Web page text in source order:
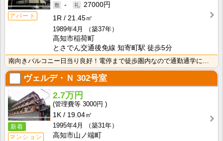
アパート
-
27000円
1R
21.45㎡
1989年4月
（築37年）
高知市稲荷町
とさでん交通後免線 知寄町駅 徒歩5分
ヴェルデ・Ｎ 302号室
新着
マンション
2.7万円
3000円
1K
19.04㎡
1995年4月
（築31年）
高知市山ノ端町